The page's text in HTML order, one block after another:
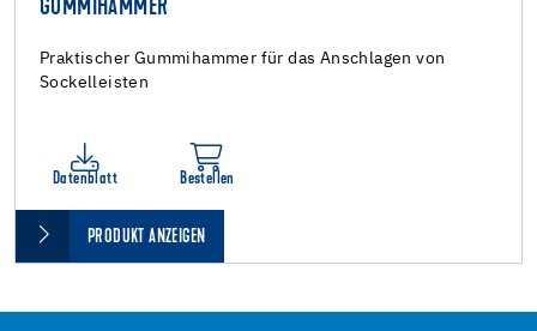
GUMMIHAMMER
Praktischer Gummihammer für das Anschlagen von
Sockelleisten
Datenblatt Bestellen
PRODUKT ANZEIGEN